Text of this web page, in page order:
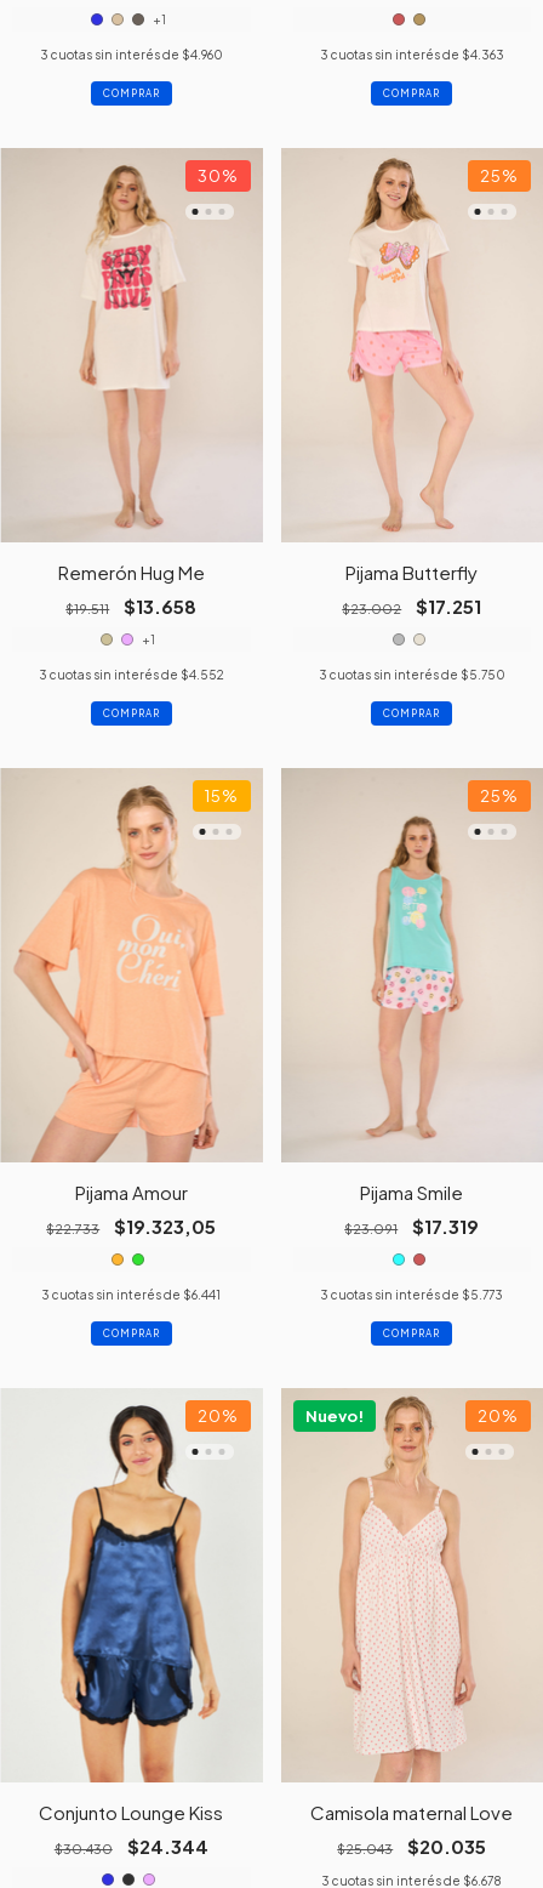
+1
3 cuotas sin interés de $4.960
COMPRAR
3 cuotas sin interés de $4.363
COMPRAR
30%
Remerón Hug Me
$19.511 $13.658
+1
3 cuotas sin interés de $4.552
COMPRAR
25%
Pijama Butterfly
$23.002 $17.251
3 cuotas sin interés de $5.750
COMPRAR
15%
Pijama Amour
$22.733 $19.323,05
3 cuotas sin interés de $6.441
COMPRAR
25%
Pijama Smile
$23.091 $17.319
3 cuotas sin interés de $5.773
COMPRAR
20%
Conjunto Lounge Kiss
$30.430 $24.344
Nuevo! 20%
Camisola maternal Love
$25.043 $20.035
3 cuotas sin interés de $6.678